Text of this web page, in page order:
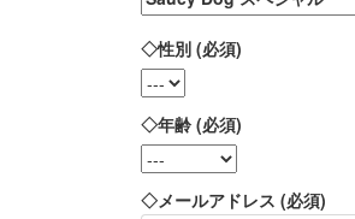
◇性別 (必須)
◇年齢 (必須)
◇メールアドレス (必須)